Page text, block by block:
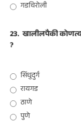
गडचिरोली
23. खालीलपैकी
?
सिंधुदुर्ग
रायगड
ठाणे
पुणे